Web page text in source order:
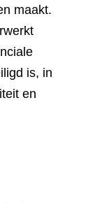
maakt.
is, in
en